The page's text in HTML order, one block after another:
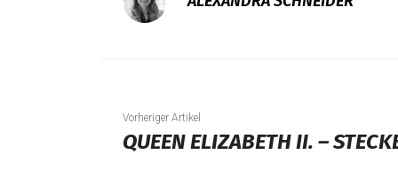
Vorheriger Artikel
QUEEN ELIZABETH II. –